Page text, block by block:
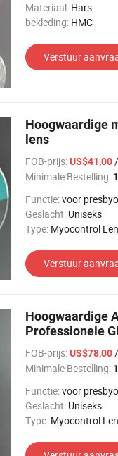
Materiaal: Hars
bekleding: HMC
Verstuur
Hoogwaardige
lens
FOB-prijs:US$41,00
Minimale Bestelling:
Functie:voor presbyope,
Geslacht: Uniseks
Type: Myocontrol
Verstuur
Hoogwaardige
Professionele
FOB-prijs:US$78,00
Minimale Bestelling:
Functie:voor presbyope,
Geslacht: Uniseks
Type: Myocontrol